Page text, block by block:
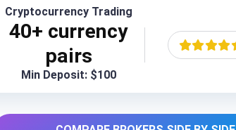
Cryptocurrency Trading
40+ currency
pairs
Min Deposit: $100